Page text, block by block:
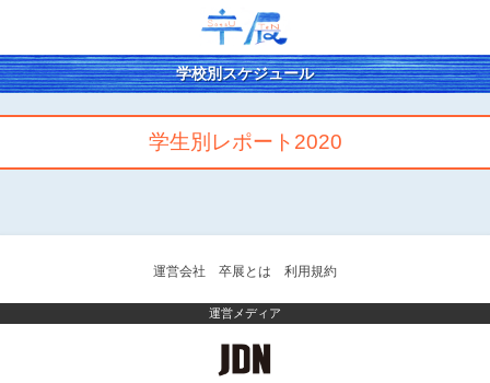
学校別スケジュール
学生別レポート2020
運営会社 卒展とは 利用規約
運営メディア